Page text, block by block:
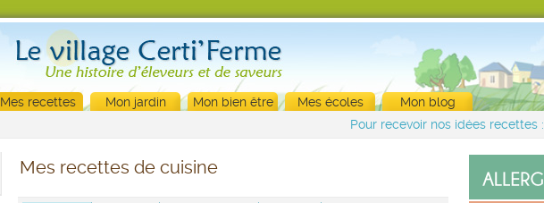
Mes recettes Mon jardin Mon bien être Mes écoles
Mon blog
Pour recevoir nos idées recettes :
Mes recettes de cuisine